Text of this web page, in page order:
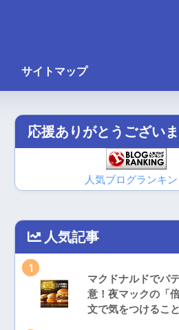
サイトマップ
応援ありがとうござい
人気ブログランキ
人気記事
1
マクドナルドでパ
意！夜マックの「
文で気をつけるこ